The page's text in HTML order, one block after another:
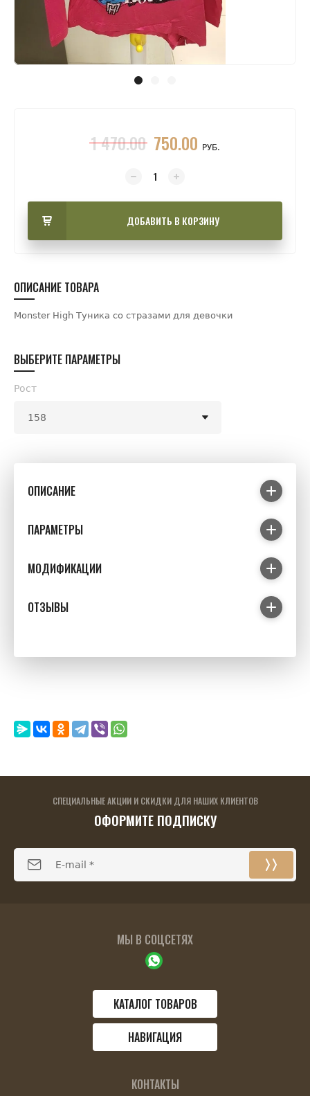
1 470.00 750.00 РУБ.
ДОБАВИТЬ В КОРЗИНУ
ОПИСАНИЕ ТОВАРА
Monster High Туника со стразами для девочки
ВЫБЕРИТЕ ПАРАМЕТРЫ
Рост
ОПИСАНИЕ
ПАРАМЕТРЫ
МОДИФИКАЦИИ
ОТЗЫВЫ
СПЕЦИАЛЬНЫЕ АКЦИИ И СКИДКИ ДЛЯ НАШИХ КЛИЕНТОВ
ОФОРМИТЕ ПОДПИСКУ
МЫ В СОЦСЕТЯХ
КАТАЛОГ ТОВАРОВ
НАВИГАЦИЯ
КОНТАКТЫ